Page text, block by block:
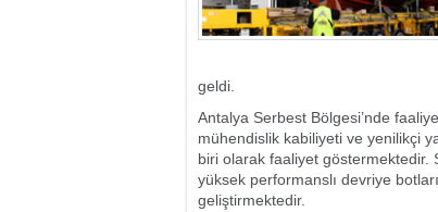
geldi.
Antalya Serbest Bölgesi’nde
mühendislik kabiliyeti ve yenilikçi
biri olarak faaliyet göstermektedir.
yüksek performanslı devriye
geliştirmektedir.